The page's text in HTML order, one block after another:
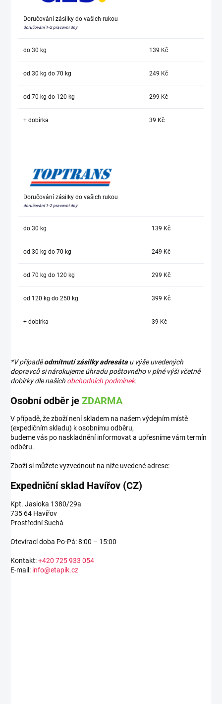
Doručování zásilky do vašich rukou
doručování 1-2 pracovní dny
do 30 kg 139 Kč
od 30 kg do 70 kg 249 Kč
od 70 kg do 120 kg 299 Kč
+ dobírka 39 Kč
Doručování zásilky do vašich rukou
doručování 1-2 pracovní dny
do 30 kg 139 Kč
od 30 kg do 70 kg 249 Kč
od 70 kg do 120 kg 299 Kč
od 120 kg do 250 kg 399 Kč
+ dobírka 39 Kč
*V případěodmítnutí zásilky adresáta u výše uvedených
dopravců si nárokujeme úhradu poštovného v plné výši včetně
dobírky dle našich obchodních podmínek.
Osobní odběr je ZDARMA
V případě, že zboží není skladem na našem výdejním místě
(expedičním skladu) k osobnímu odběru,
budeme vás po naskladnění informovat a upřesníme vám termín
odběru.
Zboží si můžete vyzvednout na níže uvedené adrese:
Expedniční sklad Havířov (CZ)
Kpt. Jasioka 1380/29a
735 64 Havířov
Prostřední Suchá
Otevírací doba Po-Pá: 8:00 – 15:00
Kontakt:+420 725 933 054
E-mail: info@etapik.cz